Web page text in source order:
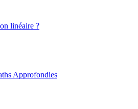
linéaire ?
Approfondies